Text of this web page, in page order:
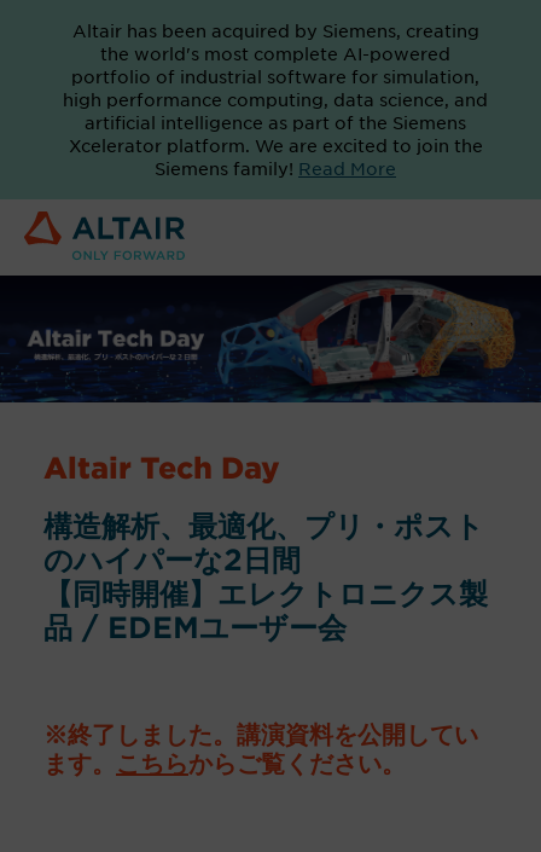
Altair has been acquired by Siemens, creating
the world's most complete AI-powered
portfolio of industrial software for simulation,
high performance computing, data science, and
artificial intelligence as part of the Siemens
Xcelerator platform. We are excited to join the
Siemens family! Read More
Altair Tech Day
構造解析、最適化、プリ・ポスト
のハイパーな2日間
【同時開催】エレクトロニクス製
品 / EDEMユーザー会
※終了しました。講演資料を公開してい
ます。
こちらからご覧ください。